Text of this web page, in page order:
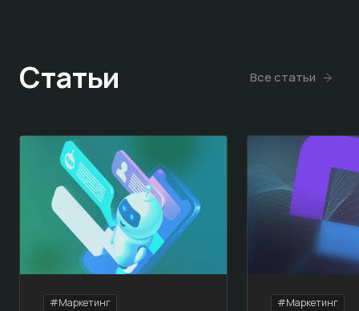
Статьи Все статьи
#Маркетинг #Маркетинг